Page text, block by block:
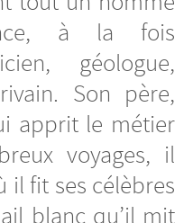
à la fois
géologue,
Son père,
apprit le métier
voyages, il
il fit ses célèbres
blanc qu’il mit